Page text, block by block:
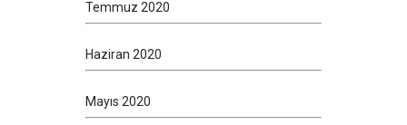
Temmuz 2020
Haziran 2020
Mayıs 2020